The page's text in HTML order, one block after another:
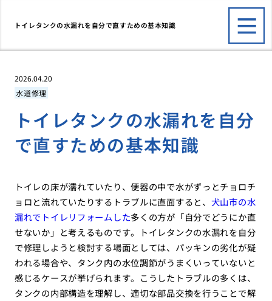
トイレタンクの水漏れを自分で直すための基本知識
2026.04.20
水道修理
トイレタンクの水漏れを自分
で直すための基本知識
トイレの床が濡れていたり、便器の中で水がずっとチョロチ
ョロと流れていたりするトラブルに直面すると、 犬山市の水
漏れでトイレリフォームした多くの方が「自分でどうにか直
せないか」と考えるものです。トイレタンクの水漏れを自分
で修理しようと検討する場面としては、パッキンの劣化が疑
われる場合や、タンク内の水位調節がうまくいっていないと
感じるケースが挙げられます。こうしたトラブルの多くは、
タンクの内部構造を理解し、適切な部品交換を行うことで解